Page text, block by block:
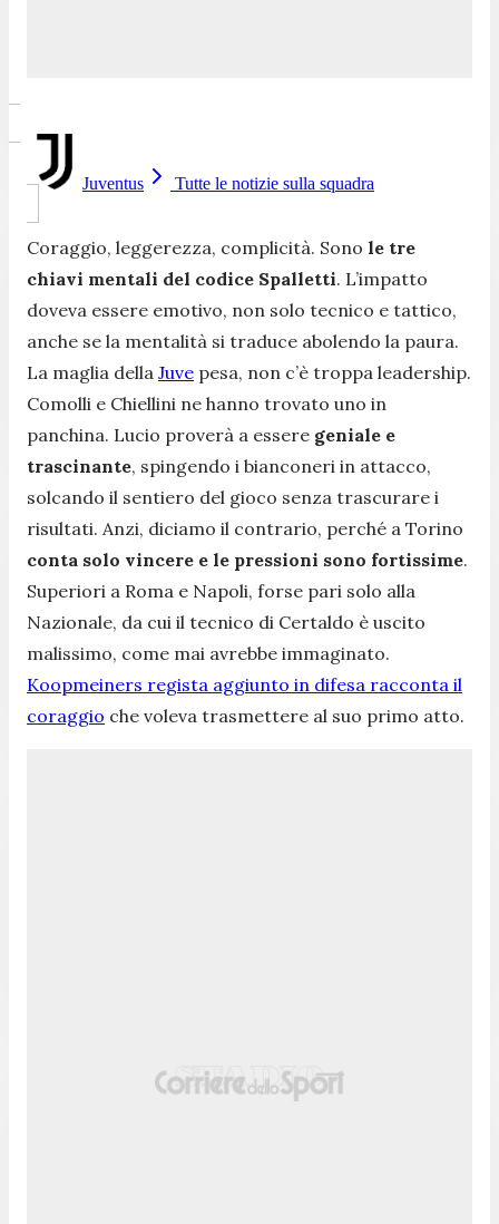
Juventus Tutte le notizie sulla squadra
Coraggio, leggerezza, complicità. Sono le tre
chiavi mentali del codice Spalletti. L’impatto
doveva essere emotivo, non solo tecnico e tattico,
anche se la mentalità si traduce abolendo la paura.
La maglia della Juve pesa, non c’è troppa leadership.
Comolli e Chiellini ne hanno trovato uno in
panchina. Lucio proverà a essere geniale e
trascinante, spingendo i bianconeri in attacco,
solcando il sentiero del gioco senza trascurare i
risultati. Anzi, diciamo il contrario, perché a Torino
conta solo vincere e le pressioni sono fortissime.
Superiori a Roma e Napoli, forse pari solo alla
Nazionale, da cui il tecnico di Certaldo è uscito
malissimo, come mai avrebbe immaginato.
Koopmeiners regista aggiunto in difesa racconta il
coraggio che voleva trasmettere al suo primo atto.